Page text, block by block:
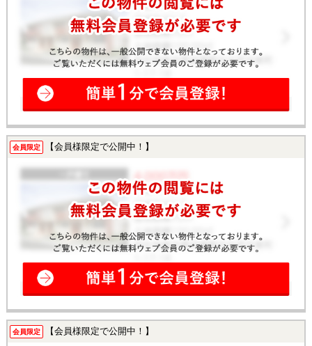
会員限定 【会員様限定で公開中！】
会員限定 【会員様限定で公開中！】